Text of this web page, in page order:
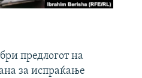
предлогот на
за испраќање